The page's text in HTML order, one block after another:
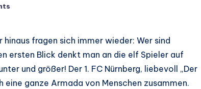
fragen sich immer wieder: Wer sind
ersten Blick denkt man an die elf Spieler auf
und größer! Der 1. FC Nürnberg, liebevoll „Der
eine ganze Armada von Menschen zusammen.